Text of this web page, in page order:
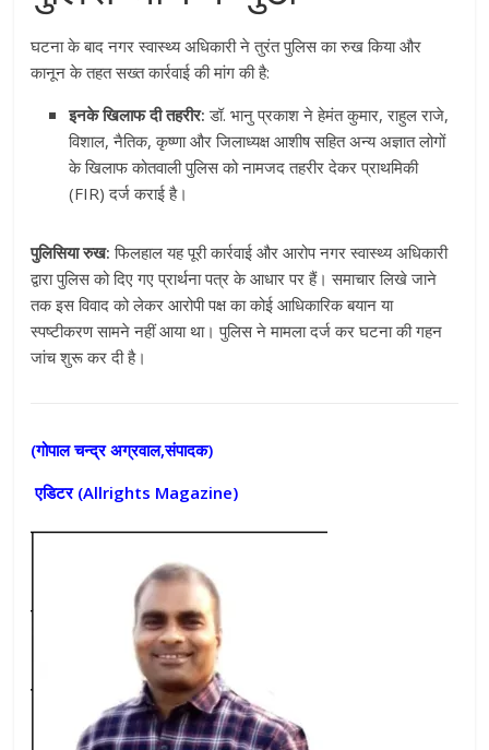
घटना के बाद नगर स्वास्थ्य अधिकारी ने तुरंत पुलिस का रुख किया और
कानून के तहत सख्त कार्रवाई की मांग की है:
इनके खिलाफ दी तहरीर: डॉ. भानु प्रकाश ने हेमंत कुमार, राहुल राजे,
विशाल, नैतिक, कृष्णा और जिलाध्यक्ष आशीष सहित अन्य अज्ञात लोगों
के खिलाफ कोतवाली पुलिस को नामजद तहरीर देकर प्राथमिकी
(FIR) दर्ज कराई है।
पुलिसिया रुख: फिलहाल यह पूरी कार्रवाई और आरोप नगर स्वास्थ्य अधिकारी
द्वारा पुलिस को दिए गए प्रार्थना पत्र के आधार पर हैं। समाचार लिखे जाने
तक इस विवाद को लेकर आरोपी पक्ष का कोई आधिकारिक बयान या
स्पष्टीकरण सामने नहीं आया था। पुलिस ने मामला दर्ज कर घटना की गहन
जांच शुरू कर दी है।
(गोपाल चन्द्र अग्रवाल,संपादक)
एडिटर (Allrights Magazine)